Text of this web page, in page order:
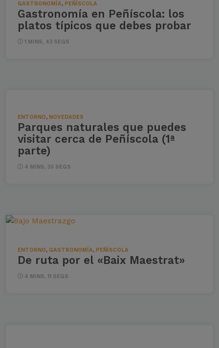
GASTRONOMÍA, PEÑÍSCOLA
Gastronomía en Peñíscola: los
platos típicos que debes probar
1 MINS, 43 SEGS
ENTORNO, NOVEDADES
Parques naturales que puedes
visitar cerca de Peñíscola (1ª
parte)
4 MINS, 35 SEGS
ENTORNO, GASTRONOMÍA, PEÑÍSCOLA
De ruta por el «Baix Maestrat»
4 MINS, 11 SEGS